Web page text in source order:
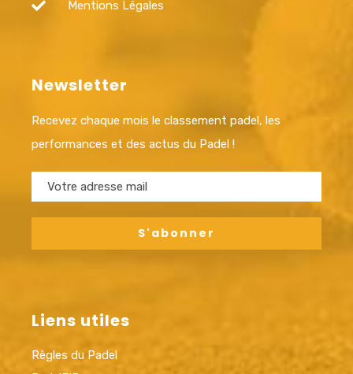
Mentions Légales
Newsletter
Recevez chaque mois le classement padel, les
performances et des actus du Padel !
Liens utiles
Règles du Padel